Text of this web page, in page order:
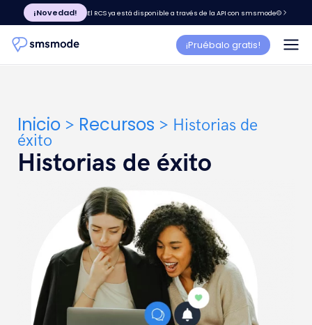
¡Novedad! El RCS ya está disponible a través de la API con smsmode©
¡Pruébalo gratis!
Inicio > Recursos > Historias de
éxito
Historias de éxito